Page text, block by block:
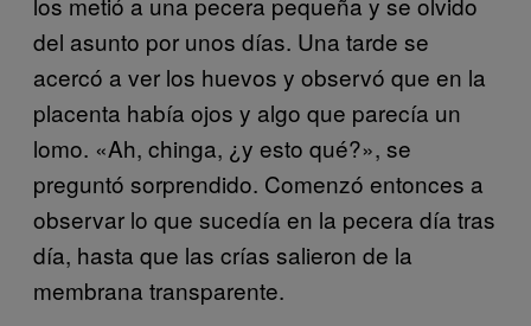
del asunto por unos días. Una tarde se
acercó a ver los huevos y observó que en la
placenta había ojos y algo que parecía un
lomo. «Ah, chinga, ¿y esto qué?», se
preguntó sorprendido. Comenzó entonces a
observar lo que sucedía en la pecera día tras
día, hasta que las crías salieron de la
membrana transparente.